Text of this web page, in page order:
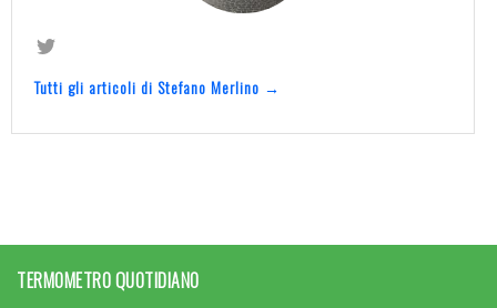
Tutti gli articoli di Stefano Merlino →
TERMOMETRO QUOTIDIANO